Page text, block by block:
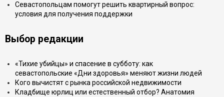
Севастопольцам помогут решить квартирный вопрос:
условия для получения поддержки
Выбор редакции
«Тихие убийцы» и спасение в субботу: как
севастопольские «Дни здоровья» меняют жизни людей
Кого вычистят с рынка российской недвижимости
Кладбище юрлиц или естественный отбор? Анатомия